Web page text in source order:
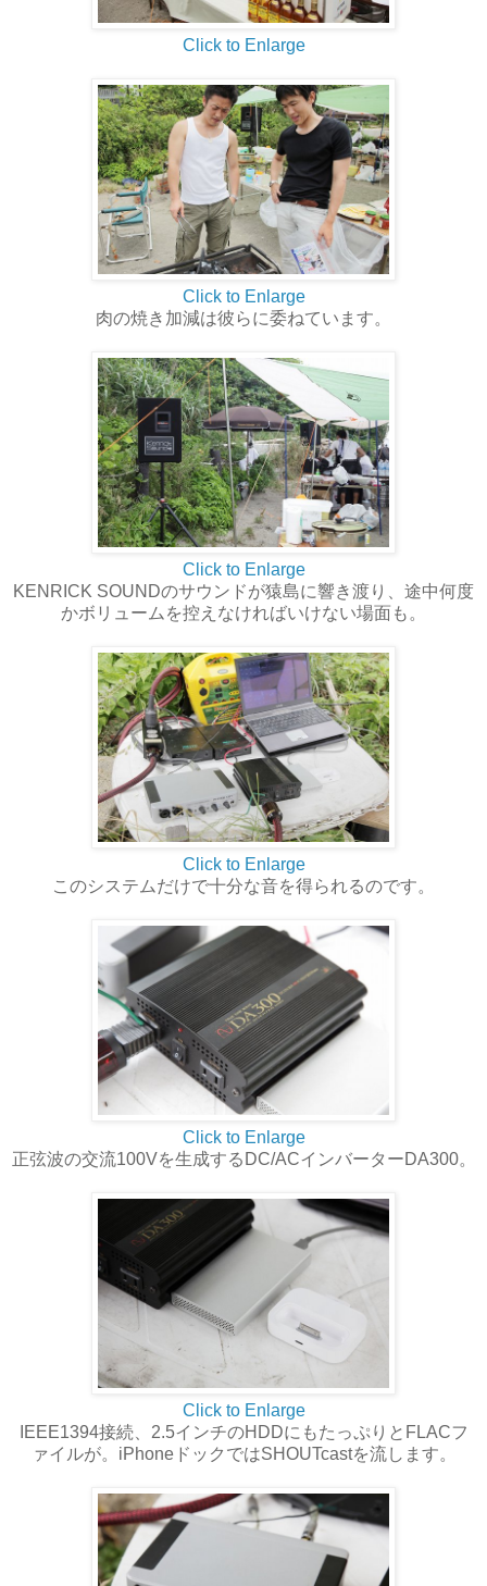
Click to Enlarge
Click to Enlarge
肉の焼き加減は彼らに委ねています。
Click to Enlarge
KENRICK SOUNDのサウンドが猿島に響き渡り、途中何度
かボリュームを控えなければいけない場面も。
Click to Enlarge
このシステムだけで十分な音を得られるのです。
Click to Enlarge
正弦波の交流100Vを生成するDC/ACインバーターDA300。
Click to Enlarge
IEEE1394接続、2.5インチのHDDにもたっぷりとFLACフ
ァイルが。iPhoneドックではSHOUTcastを流します。